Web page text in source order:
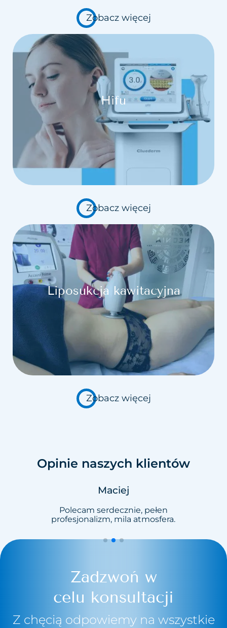
Zobacz więcej
Hifu
Zobacz więcej
Liposukcja kawitacyjna
Zobacz więcej
Opinie naszych klientów
Maciej
Polecam serdecznie, pełen
profesjonalizm, mila atmosfera.
Zadzwoń w
celu konsultacji
Z chęcią odpowiemy na wszystkie